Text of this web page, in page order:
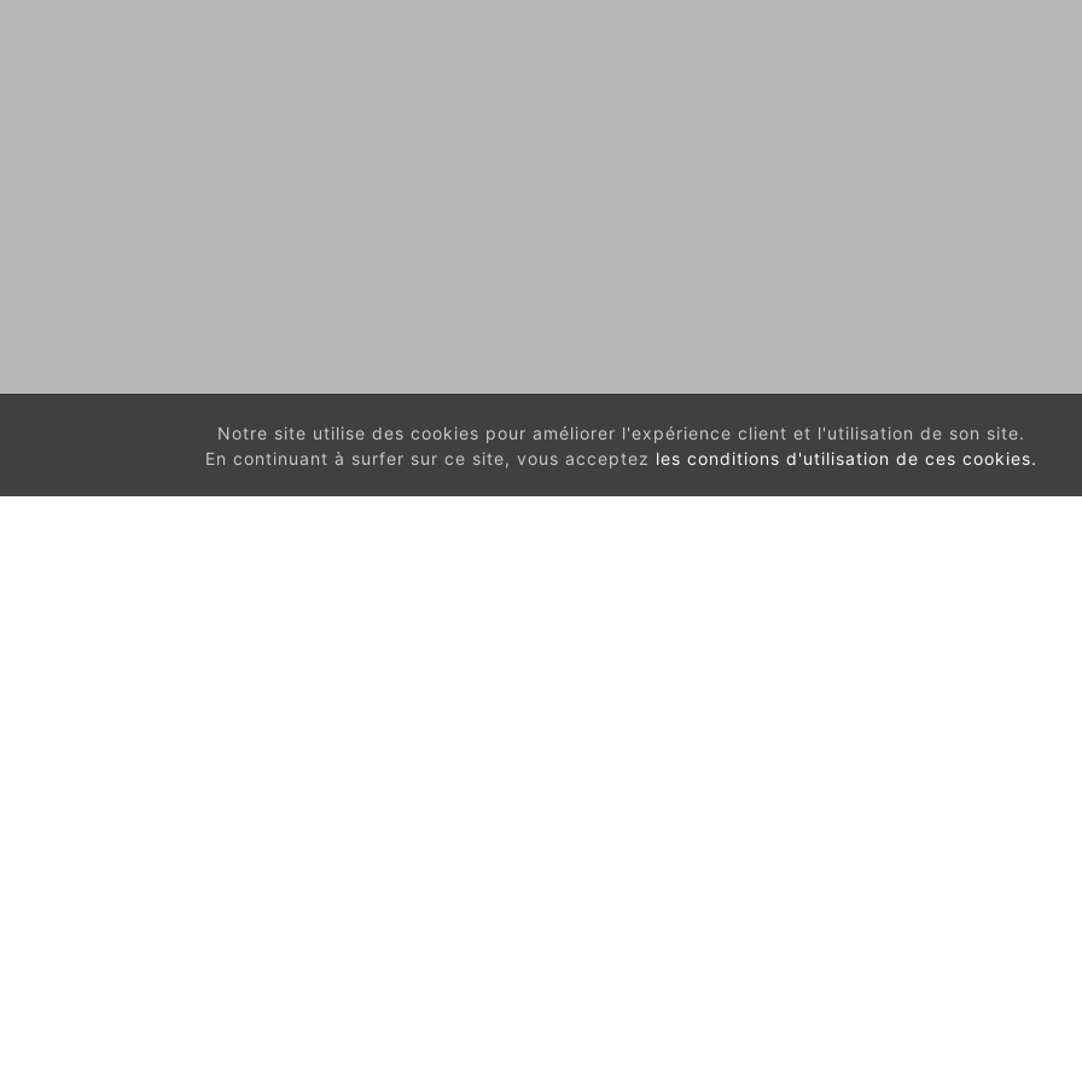
Notre site utilise des cookies pour améliorer l'expérience client et l'utilisation de son site.
En continuant à surfer sur ce site, vous acceptez les conditions d'utilisation de ces cookies.